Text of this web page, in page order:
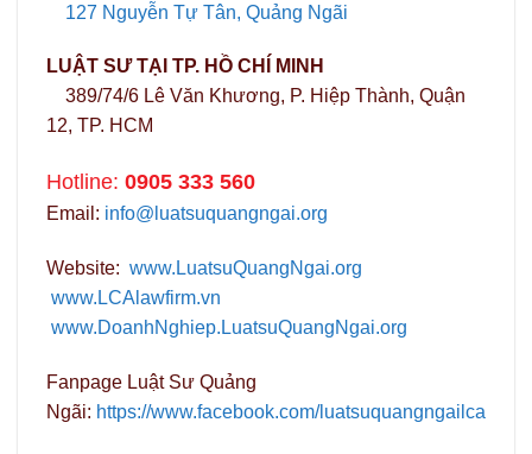
127 Nguyễn Tự Tân, Quảng Ngãi
LUẬT SƯ TẠI TP. HỒ CHÍ MINH
389/74/6 Lê Văn Khương, P. Hiệp Thành, Quận
12, TP. HCM
Hotline: 0905 333 560
Email: info@luatsuquangngai.org
Website: www.LuatsuQuangNgai.org
www.LCAlawfirm.vn
www.DoanhNghiep.LuatsuQuangNgai.org
Fanpage Luật Sư Quảng
Ngãi: https://www.facebook.com/luatsuquangngailca